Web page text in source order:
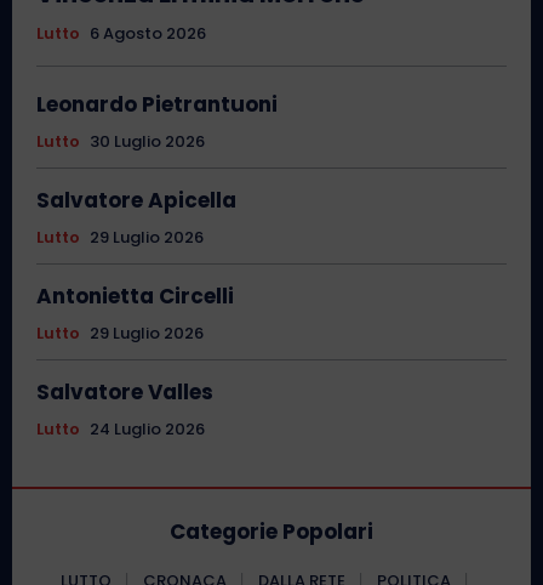
Lutto 6 Agosto 2026
Leonardo Pietrantuoni
Lutto 30 Luglio 2026
Salvatore Apicella
Lutto 29 Luglio 2026
Antonietta Circelli
Lutto 29 Luglio 2026
Salvatore Valles
Lutto 24 Luglio 2026
Categorie Popolari